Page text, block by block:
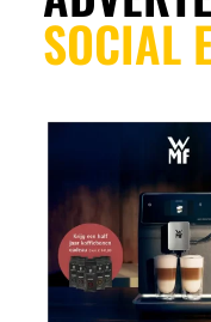
SOCIAL